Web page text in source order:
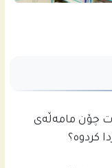
چۆن مامه‌ڵه‌ى
كردوه‌؟